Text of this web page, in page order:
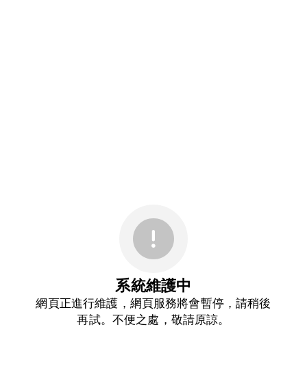
系統維護中
網頁正進行維護，網頁服務將會暫停，請稍後
再試。不便之處，敬請原諒。